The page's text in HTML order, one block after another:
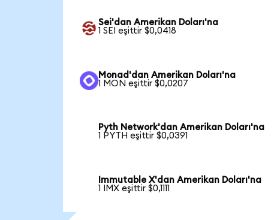
Sei'dan Amerikan Doları'na
1 SEI eşittir $0,0418
Monad'dan Amerikan Doları'na
1 MON eşittir $0,0207
Pyth Network'dan Amerikan Doları'na
1 PYTH eşittir $0,0391
Immutable X'dan Amerikan Doları'na
1 IMX eşittir $0,1111